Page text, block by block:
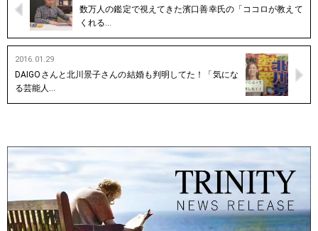
数万人の鑑定で視えてきた濱口善幸氏の「ココロが教えて
くれる…
2016.01.29
DAIGOさんと北川景子さんの結婚も判明してた！「気にな
る芸能人…